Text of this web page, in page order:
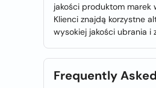
jakości produktom marek
Klienci znajdą korzystne
wysokiej jakości ubrania i
Frequently